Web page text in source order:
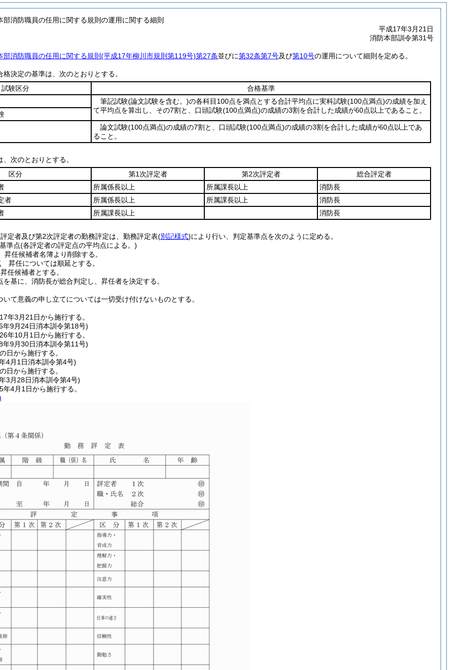
部消防職員の任用に関する規則の運用に関する細則
平成17年3月21日
消防本部訓令第31号
部消防職員の任用に関する規則 (平成17年柳川市規則第119号)第27条並びに第32条第7号及び第10号の運用について細則を定める。
格決定の基準は、次のとおりとする。
試験区分
合格基準
筆記試験(論文試験を含む。)の各科目100点を満点とする合計平均点に実科試験(100点満点)の成績を加え
て平均点を算出し、その7割と、口頭試験(100点満点)の成績の3割を合計した成績が60点以上であること。
論文試験(100点満点)の成績の7割と、口頭試験(100点満点)の成績の3割を合計した成績が60点以上であ
ること。
次のとおりとする。
区分
第1次評定者 第2次評定者
総合評定者
所属係長以上 所属課長以上
消防長
者
所属係長以上 所属課長以上
消防長
所属課長以上
消防長
定者及び第2次評定者の勤務評定は、勤務評定表(別記様式)により行い、判定基準点を次のように定める。
準点(各評定者の評定点の平均点による。)
任候補者名簿より削除する。
昇任については順延とする。
任候補者とする。
を基に、消防長が総合判定し、昇任者を決定する。
いて意義の申し立てについては一切受け付けないものとする。
年3月21日から施行する。
年9月24日消本訓令第18号)
年10月1日から施行する。
年9月30日消本訓令第11号)
日から施行する。
4月1日消本訓令第4号)
日から施行する。
3月28日消本訓令第4号)
4月1日から施行する。